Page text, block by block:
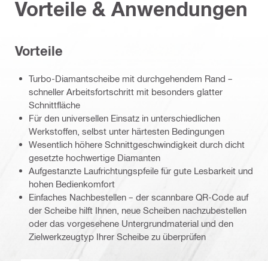
Vorteile & Anwendungen
Vorteile
Turbo-Diamantscheibe mit durchgehendem Rand –
schneller Arbeitsfortschritt mit besonders glatter
Schnittfläche
Für den universellen Einsatz in unterschiedlichen
Werkstoffen, selbst unter härtesten Bedingungen
Wesentlich höhere Schnittgeschwindigkeit durch dicht
gesetzte hochwertige Diamanten
Aufgestanzte Laufrichtungspfeile für gute Lesbarkeit und
hohen Bedienkomfort
Einfaches Nachbestellen – der scannbare QR-Code auf
der Scheibe hilft Ihnen, neue Scheiben nachzubestellen
oder das vorgesehene Untergrundmaterial und den
Zielwerkzeugtyp Ihrer Scheibe zu überprüfen